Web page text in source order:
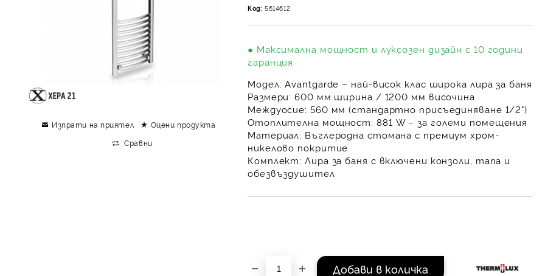
Код: 5614612
● Максимална мощност и луксозен дизайн с 10 години
гаранция
Модел: Avantgarde – най-висок клас широка лира за баня
Размери: 600 мм ширина / 1200 мм височина
Междуосие: 560 мм (стандартно присъединяване 1/2")
Отоплителна мощност: 881 W – за големи помещения
Материал: Въглеродна стомана с премиум хром-
никелово покритие
Комплект: Лира за баня с включени конзоли, тапа и
обезвъздушител
Изпрати на приятел
Оцени продукта
Сравни